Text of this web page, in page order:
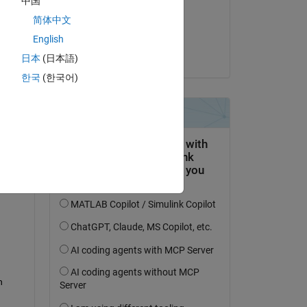
简体中文
English
日本 (日本語)
한국 (한국어)